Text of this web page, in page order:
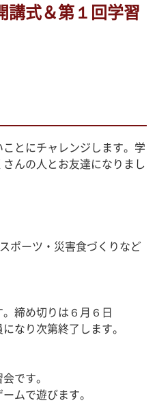
講式＆第１回学習
とにチャレンジします。学
んの人とお友達になりまし
ポーツ・災害食づくりなど
締め切りは６月６日
り次第終了します。
です。
ムで遊びます。